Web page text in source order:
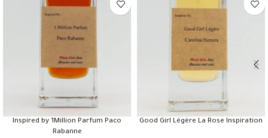
Good Girl Légère La Rose Inspiration
Inspired by 1Million Parfum Paco
Rabanne